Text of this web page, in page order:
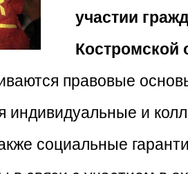
участии
Костромской
правовые
индивидуальные и
социальные